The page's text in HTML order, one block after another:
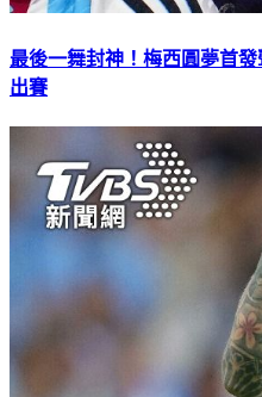
最後一舞封神！梅西圓夢首
出賽